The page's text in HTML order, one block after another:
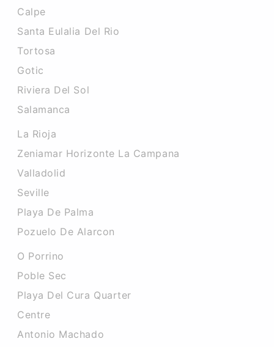
Calpe
Santa Eulalia Del Rio
Tortosa
Gotic
Riviera Del Sol
Salamanca
La Rioja
Zeniamar Horizonte La Campana
Valladolid
Seville
Playa De Palma
Pozuelo De Alarcon
O Porrino
Poble Sec
Playa Del Cura Quarter
Centre
Antonio Machado